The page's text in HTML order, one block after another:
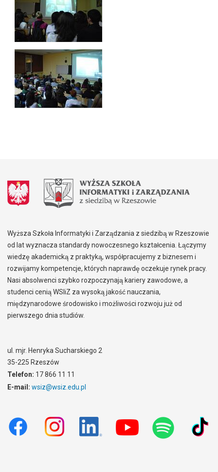
Wyższa Szkoła Informatyki i Zarządzania z siedzibą w Rzeszowie
od lat wyznacza standardy nowoczesnego kształcenia. Łączymy
wiedzę akademicką z praktyką, współpracujemy z biznesem i
rozwijamy kompetencje, których naprawdę oczekuje rynek pracy.
Nasi absolwenci szybko rozpoczynają kariery zawodowe, a
studenci cenią WSIiZ za wysoką jakość nauczania,
międzynarodowe środowisko i możliwości rozwoju już od
pierwszego dnia studiów.
ul. mjr. Henryka Sucharskiego 2
35-225 Rzeszów
Telefon: 17 866 11 11
E-mail: wsiz@wsiz.edu.pl